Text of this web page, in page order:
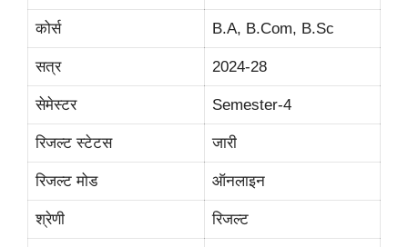
कोर्स B.A, B.Com, B.Sc
सत्र 2024-28
सेमेस्टर Semester-4
रिजल्ट स्टेटस जारी
रिजल्ट मोड ऑनलाइन
श्रेणी रिजल्ट